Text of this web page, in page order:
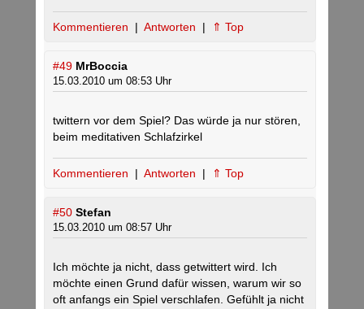
Kommentieren | Antworten | ⇑ Top
#49 MrBoccia
15.03.2010 um 08:53 Uhr
twittern vor dem Spiel? Das würde ja nur stören,
beim meditativen Schlafzirkel
Kommentieren | Antworten | ⇑ Top
#50 Stefan
15.03.2010 um 08:57 Uhr
Ich möchte ja nicht, dass getwittert wird. Ich
möchte einen Grund dafür wissen, warum wir so
oft anfangs ein Spiel verschlafen. Gefühlt ja nicht